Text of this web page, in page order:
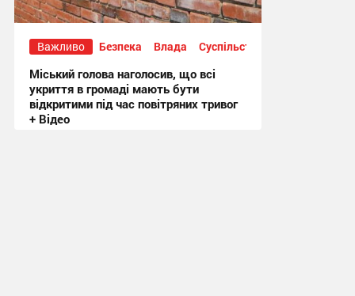
Важливо Безпека Влада Суспільство
Міський голова наголосив, що всі
укриття в громаді мають бути
відкритими під час повітряних тривог
+ Відео